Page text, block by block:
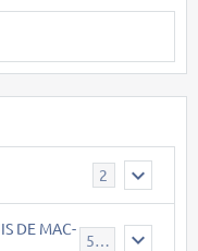
2
DE MAC-
543